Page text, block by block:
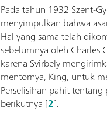
Pada tahun 1932 Szent-
menyimpulkan bahwa
Hal yang sama telah
sebelumnya oleh Charles
karena Svirbely
mentornya, King, untuk
Perselisihan pahit
berikutnya [2].